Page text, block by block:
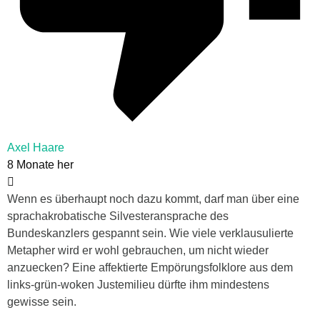
Axel Haare
8 Monate her
Wenn es überhaupt noch dazu kommt, darf man über eine
sprachakrobatische Silvesteransprache des
Bundeskanzlers gespannt sein. Wie viele verklausulierte
Metapher wird er wohl gebrauchen, um nicht wieder
anzuecken? Eine affektierte Empörungsfolklore aus dem
links-grün-woken Justemilieu dürfte ihm mindestens
gewisse sein.